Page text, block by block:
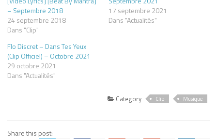
– Septembre 2018
24 septembre 2018
Dans "Clip"
17 septembre 2021
Dans "Actualités"
Flo Discret – Dans Tes Yeux
(Clip Officiel) – Octobre 2021
29 octobre 2021
Dans "Actualités"
Category Clip Musique
Share this post: